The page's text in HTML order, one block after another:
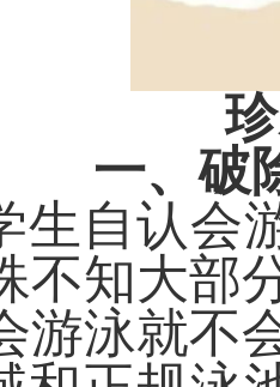
一、破
生自认会
不知大部
游泳就不